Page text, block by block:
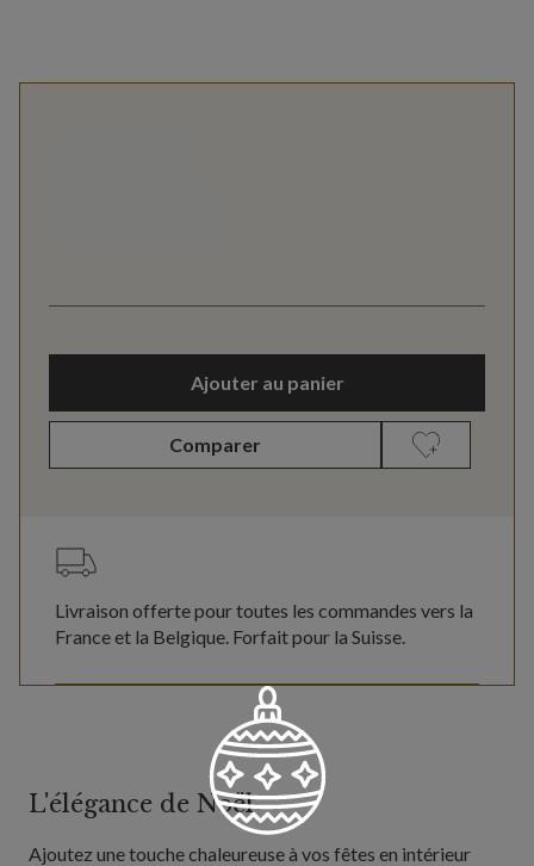
Ajouter au panier
Comparer
Livraison offerte pour toutes les commandes vers la
France et la Belgique. Forfait pour la Suisse.
L'élégance de Noël
Ajoutez une touche chaleureuse à vos fêtes en intérieur